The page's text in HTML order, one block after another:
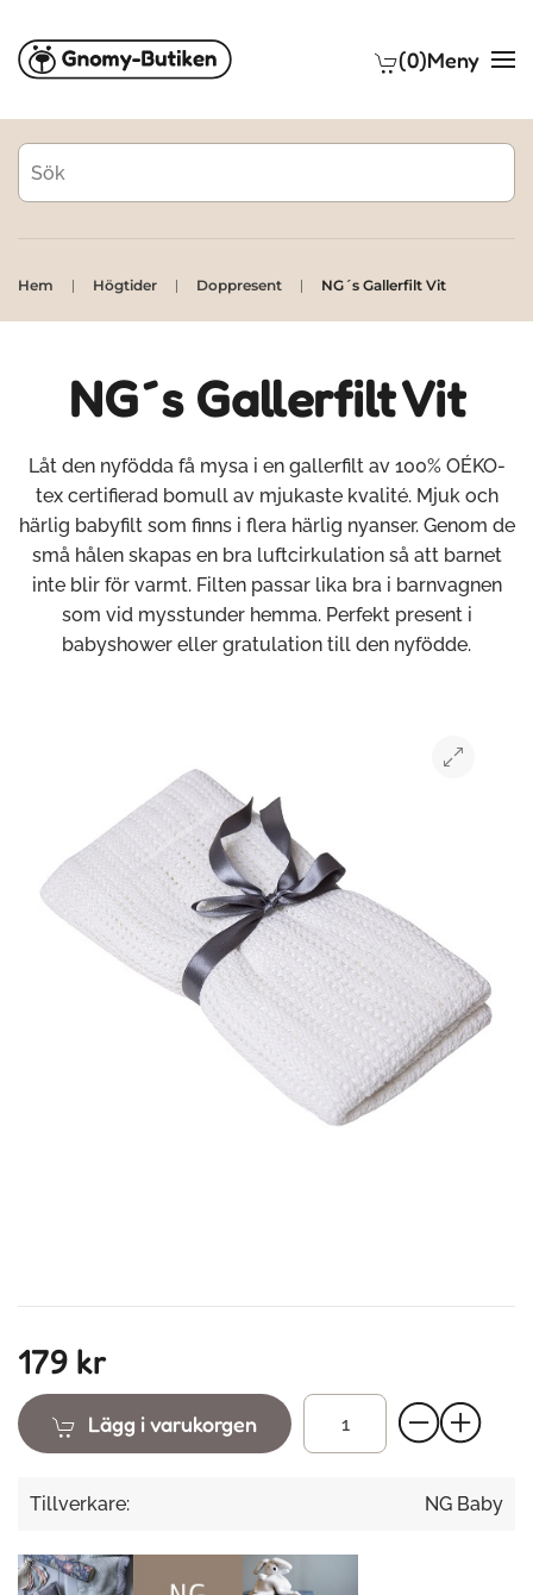
Skip to main content (0)Meny
Hem Högtider Doppresent NG´s Gallerfilt Vit
NG´s Gallerfilt Vit
Låt den nyfödda få mysa i en gallerfilt av 100% OÉKO-
tex certifierad bomull av mjukaste kvalité. Mjuk och
härlig babyfilt som finns i flera härlig nyanser. Genom de
små hålen skapas en bra luftcirkulation så att barnet
inte blir för varmt. Filten passar lika bra i barnvagnen
som vid mysstunder hemma. Perfekt present i
babyshower eller gratulation till den nyfödde.
179 kr
Lägg i varukorgen
Tillverkare: NG Baby